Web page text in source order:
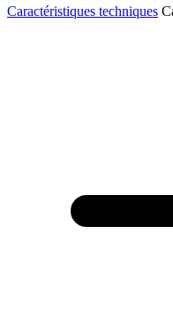
Caractéristiques techniques